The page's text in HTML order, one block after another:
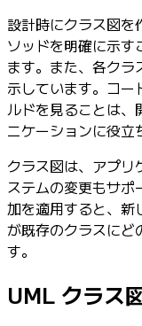
設計時にクラス図を
ソッドを明確に示す
ます。また、各クラ
示しています。コー
ルドを見ることは、
ニケーションに役立
クラス図は、アプリ
ステムの変更もサ
加を適用すると、新
が既存のクラスにど
す。
UML クラス